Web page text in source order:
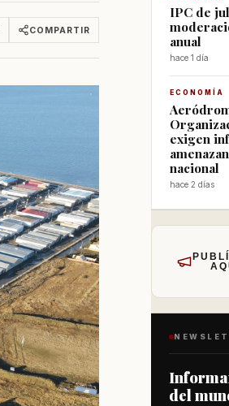
COMPARTIR
IPC de
anual
hace 1 día
ECONOMÍA
exigen
nacional
hace 2 días
del